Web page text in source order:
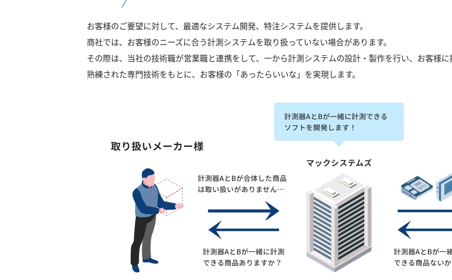
お客様のご要望に対して、最適なシステム開発、特注システムを提供します。
商社では、お客様のニーズに合う計測システムを取り扱っていない場合があります。
その際は、当社の技術職が営業職と連携をして、一から計測システムの設計・製作を行い、お客様に
熟練された専門技術をもとに、お客様の「あったらいいな」を実現します。